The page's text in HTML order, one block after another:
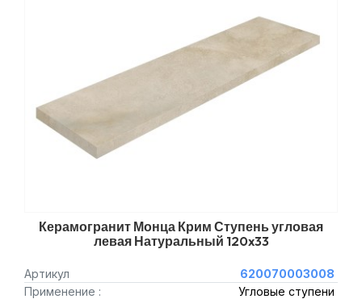
Керамогранит Монца Крим Ступень угловая
левая Натуральный 120x33
Артикул
620070003008
Применение :
Угловые ступени